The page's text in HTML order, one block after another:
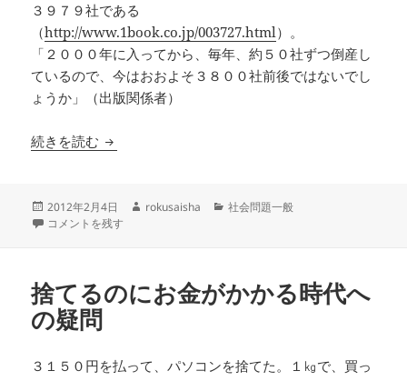
３９７９社である
（http://www.1book.co.jp/003727.html）。
「２０００年に入ってから、毎年、約５０社ずつ倒産し
ているので、今はおおよそ３８００社前後ではないでし
ょうか」（出版関係者）
続きを読む 出版はもうダメなのか
投
稿
2012年2月4日
作
rokusaisha
カ
社会問題一般
出版はもうダメなのか に
コメントを残す
捨てるのにお金がかかる時代へ
の疑問
３１５０円を払って、パソコンを捨てた。１㎏で、買っ